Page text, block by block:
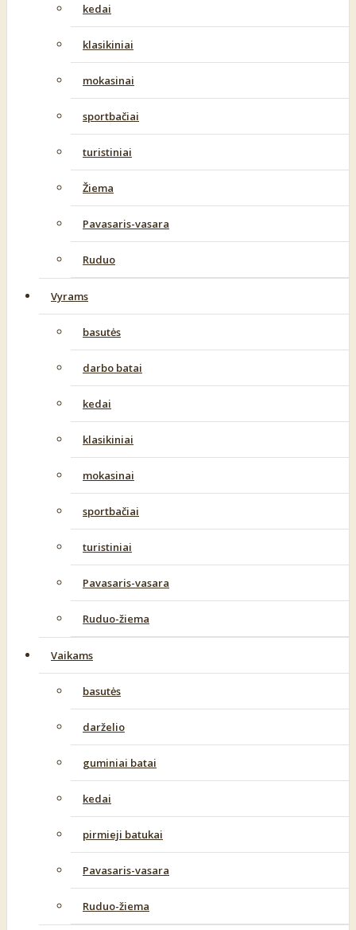
kedai
klasikiniai
mokasinai
sportbačiai
turistiniai
Žiema
Pavasaris-vasara
Ruduo
Vyrams
basutės
darbo batai
kedai
klasikiniai
mokasinai
sportbačiai
turistiniai
Pavasaris-vasara
Ruduo-žiema
Vaikams
basutės
darželio
guminiai batai
kedai
pirmieji batukai
Pavasaris-vasara
Ruduo-žiema